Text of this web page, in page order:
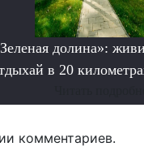
долина»:
в 20
комментариев.